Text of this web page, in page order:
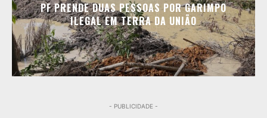
PF PRENDE DUAS PESSOAS POR GARIMPO
ILEGAL EM TERRA DA UNIÃO
- PUBLICIDADE -